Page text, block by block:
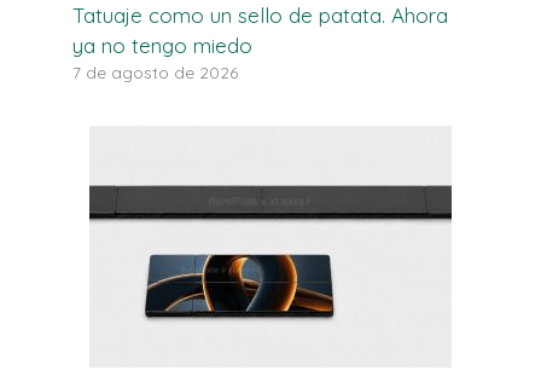
Tatuaje como un sello de patata. Ahora
ya no tengo miedo
7 de agosto de 2026